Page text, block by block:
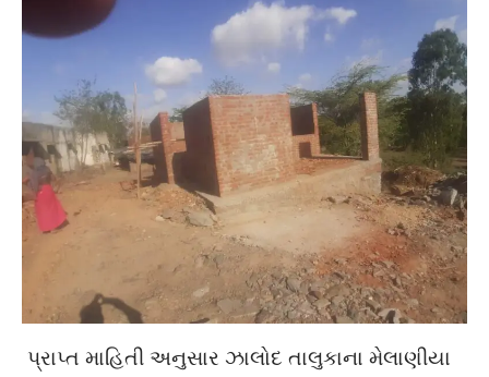
પ્રાપ્ત માહિતી અનુસાર ઝાલોદ તાલુકાના મેલાણીયા